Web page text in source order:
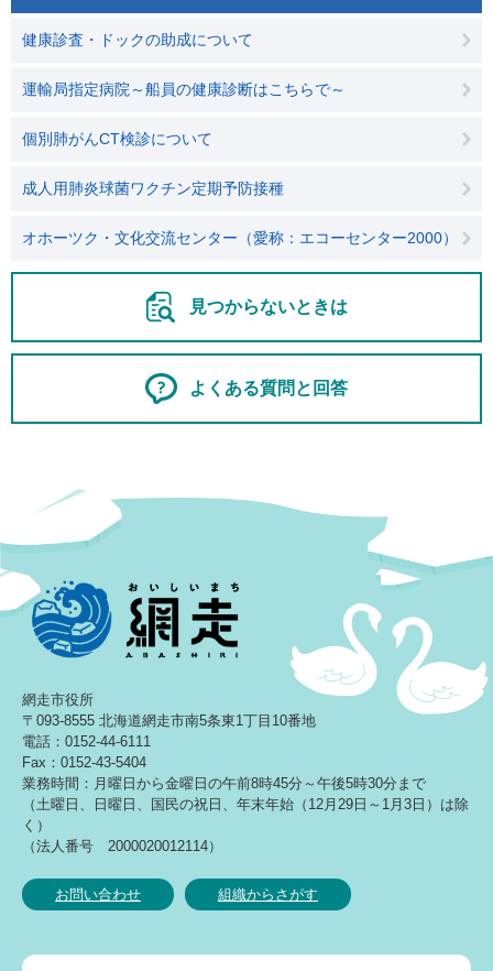
健康診査・ドックの助成について
運輸局指定病院～船員の健康診断はこちらで～
個別肺がんCT検診について
成人用肺炎球菌ワクチン定期予防接種
オホーツク・文化交流センター（愛称：エコーセンター2000）
見つからないときは
よくある質問と回答
網走市役所
〒093-8555 北海道網走市南5条東1丁目10番地
電話：0152-44-6111
Fax：0152-43-5404
業務時間：月曜日から金曜日の午前8時45分～午後5時30分まで
（土曜日、日曜日、国民の祝日、年末年始（12月29日～1月3日）は除
く）
（法人番号 2000020012114）
お問い合わせ 組織からさがす